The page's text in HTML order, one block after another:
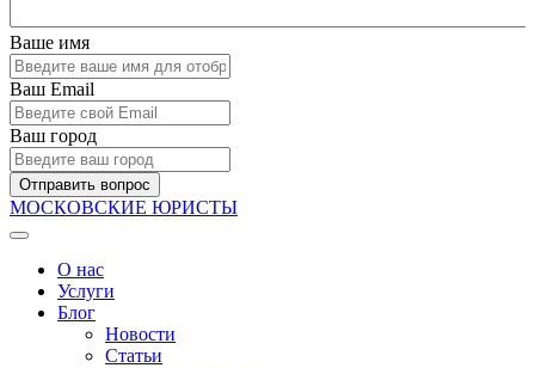
Ваше имя
Ваш Email
Ваш город
Отправить вопрос
МОСКОВСКИЕ ЮРИСТЫ
О нас
Услуги
Блог
Новости
Статьи